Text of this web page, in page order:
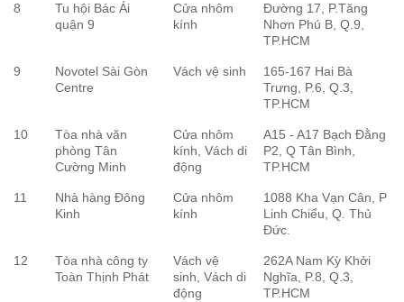
8
Tu hội Bác Ái
quận 9
Cửa nhôm
kính
Đường 17, P.Tăng
Nhơn Phú B, Q.9,
TP.HCM
9
Novotel Sài Gòn
Centre
Vách vệ sinh
165-167 Hai Bà
Trưng, P.6, Q.3,
TP.HCM
10
Tòa nhà văn
phòng Tân
Cường Minh
Cửa nhôm
kính, Vách di
động
A15 - A17 Bạch Đằng
P2, Q Tân Bình,
TP.HCM
11
Nhà hàng Đông
Kinh
Cửa nhôm
kính
1088 Kha Vạn Cân, P
Linh Chiểu, Q. Thủ
Đức.
12
Tòa nhà công ty
Toàn Thịnh Phát
Vách vệ
sinh, Vách di
động
262A Nam Kỳ Khởi
Nghĩa, P.8, Q.3,
TP.HCM